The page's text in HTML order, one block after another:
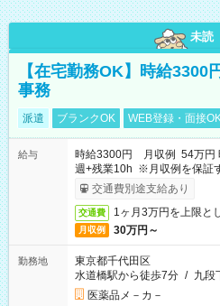
未読
【在宅勤務OK】時給3300
事務
派遣 ブランクOK WEB登録・面接
給与
時給3300円 月収例 54万円
週+残業10h ※月収例を保証
交通費別途支給あり
交通費 1ヶ月3万円を上限と
月収例 30万円～
勤務地
東京都千代田区
水道橋駅から徒歩7分 / 九段
医薬品メ－カ－